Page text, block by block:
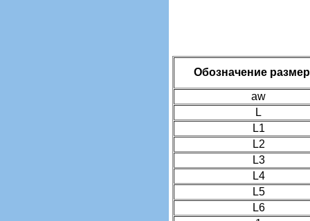
Обозначение
aw
L
L1
L2
L3
L4
L5
L6